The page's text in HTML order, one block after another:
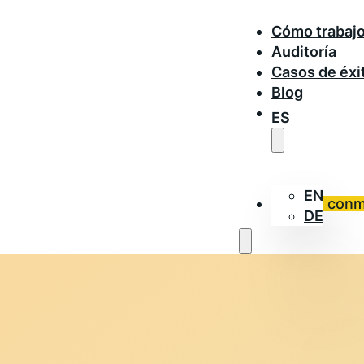
Cómo
Auditoría
Casos de
Blog
ES
EN
DE
Trabaja